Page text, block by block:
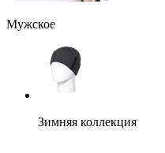
Мужское
Зимняя коллекция